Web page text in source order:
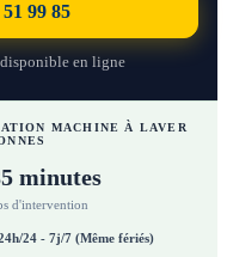
99 85
en ligne
MACHINE À LAVER
minutes
d'intervention
24 - 7j/7 (Même fériés)